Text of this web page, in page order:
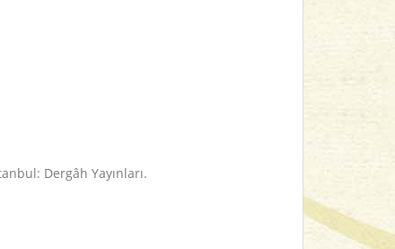
Dergâh Yayınları.